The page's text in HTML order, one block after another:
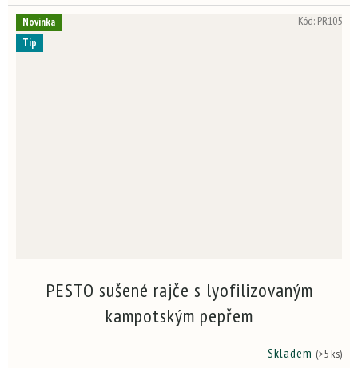
chutí, sušených rajčat a šalvěje. 120g /...
Novinka
Tip
PESTO sušené rajče s lyofilizovaným
kampotským pepřem
Skladem (>5 ks)
Kód: PR105